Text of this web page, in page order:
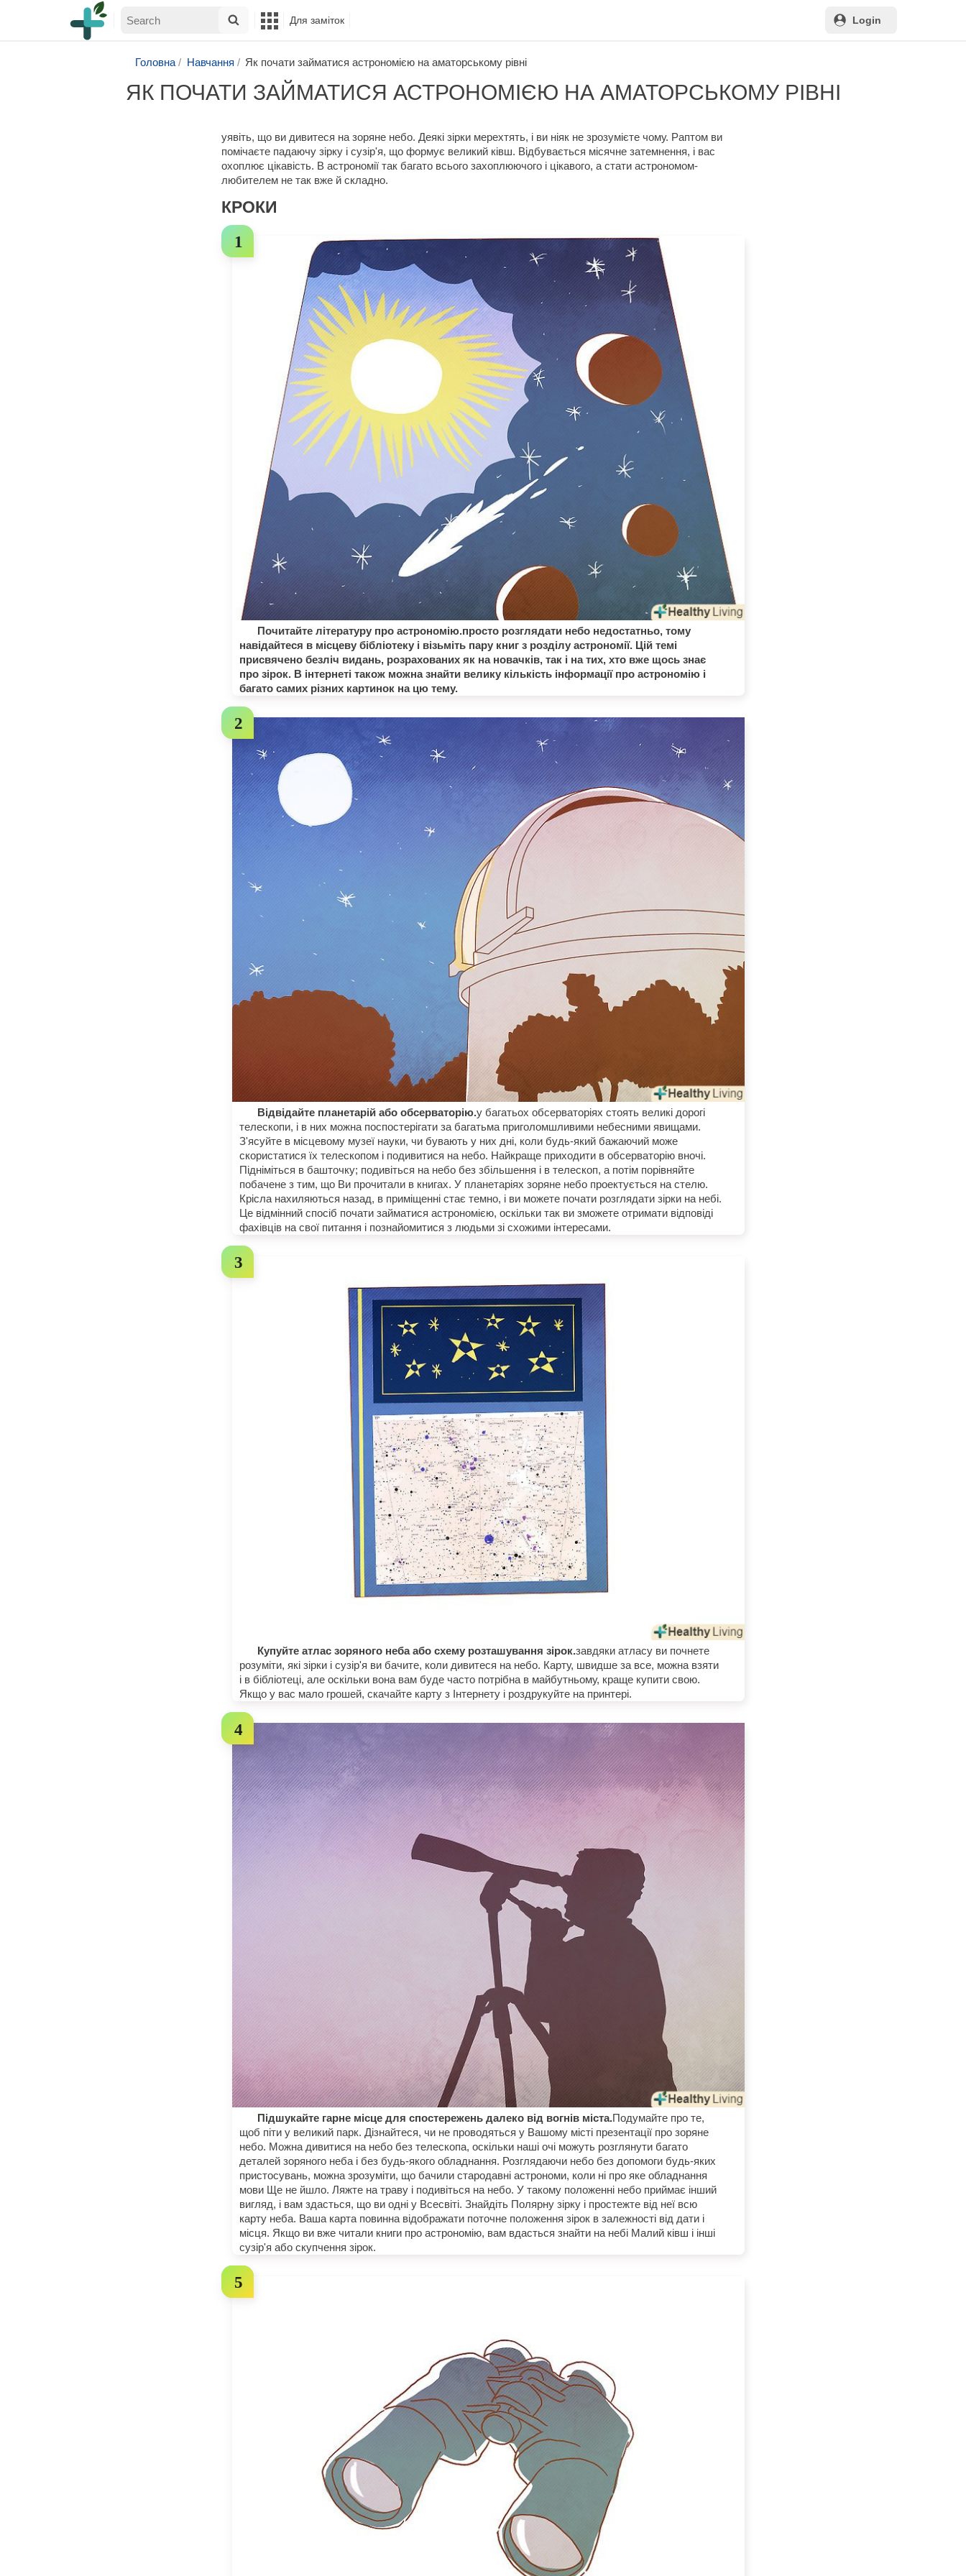
Для заміток Login
Головна Навчання Як почати займатися астрономією на аматорському рівні
ЯК ПОЧАТИ ЗАЙМАТИСЯ АСТРОНОМІЄЮ НА АМАТОРСЬКОМУ РІВНІ
уявіть, що ви дивитеся на зоряне небо. Деякі зірки мерехтять, і ви ніяк не зрозумієте чому. Раптом ви
помічаєте падаючу зірку і сузір'я, що формує великий ківш. Відбувається місячне затемнення, і вас
охоплює цікавість. В астрономії так багато всього захоплюючого і цікавого, а стати астрономом-
любителем не так вже й складно.
КРОКИ
Почитайте літературу про астрономію.просто розглядати небо недостатньо, тому
навідайтеся в місцеву бібліотеку і візьміть пару книг з розділу астрономії. Цій темі
присвячено безліч видань, розрахованих як на новачків, так і на тих, хто вже щось знає
про зірок. В інтернеті також можна знайти велику кількість інформації про астрономію і
багато самих різних картинок на цю тему.
Відвідайте планетарій або обсерваторію.у багатьох обсерваторіях стоять великі дорогі
телескопи, і в них можна поспостерігати за багатьма приголомшливими небесними явищами.
З'ясуйте в місцевому музеї науки, чи бувають у них дні, коли будь-який бажаючий може
скористатися їх телескопом і подивитися на небо. Найкраще приходити в обсерваторію вночі.
Підніміться в башточку; подивіться на небо без збільшення і в телескоп, а потім порівняйте
побачене з тим, що Ви прочитали в книгах. У планетаріях зоряне небо проектується на стелю.
Крісла нахиляються назад, в приміщенні стає темно, і ви можете почати розглядати зірки на небі.
Це відмінний спосіб почати займатися астрономією, оскільки так ви зможете отримати відповіді
фахівців на свої питання і познайомитися з людьми зі схожими інтересами.
Купуйте атлас зоряного неба або схему розташування зірок.завдяки атласу ви почнете
розуміти, які зірки і сузір'я ви бачите, коли дивитеся на небо. Карту, швидше за все, можна взяти
і в бібліотеці, але оскільки вона вам буде часто потрібна в майбутньому, краще купити свою.
Якщо у вас мало грошей, скачайте карту з Інтернету і роздрукуйте на принтері.
Підшукайте гарне місце для спостережень далеко від вогнів міста.Подумайте про те,
щоб піти у великий парк. Дізнайтеся, чи не проводяться у Вашому місті презентації про зоряне
небо. Можна дивитися на небо без телескопа, оскільки наші очі можуть розглянути багато
деталей зоряного неба і без будь-якого обладнання. Розглядаючи небо без допомоги будь-яких
пристосувань, можна зрозуміти, що бачили стародавні астрономи, коли ні про яке обладнання
мови Ще не йшло. Ляжте на траву і подивіться на небо. У такому положенні небо приймає інший
вигляд, і вам здасться, що ви одні у Всесвіті. Знайдіть Полярну зірку і простежте від неї всю
карту неба. Ваша карта повинна відображати поточне положення зірок в залежності від дати і
місця. Якщо ви вже читали книги про астрономію, вам вдасться знайти на небі Малий ківш і інші
сузір'я або скупчення зірок.